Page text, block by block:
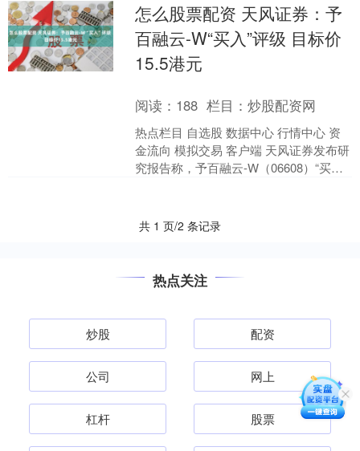
易，以提高投资....
怎么股票配资 天风证券：予
百融云-W“买入”评级 目标价
15.5港元
阅读： 188 栏目：炒股配资网
热点栏目 自选股 数据中心 行情中心 资
金流向 模拟交易 客户端 天风证券发布研
究报告称，予百融云-W（06608）“买入”
共 1 页/2 条记录
热点关注
炒股 配资
公司 网上
杠杆 股票